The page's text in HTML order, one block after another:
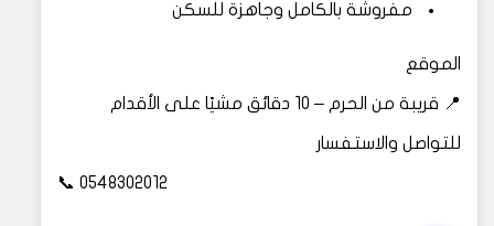
مفروشة بالكامل وجاهزة للسكن
الموقع
📍 قريبة من الحرم – 10 دقائق مشيًا على الأقدام
للتواصل والاستفسار
📞 0548302012